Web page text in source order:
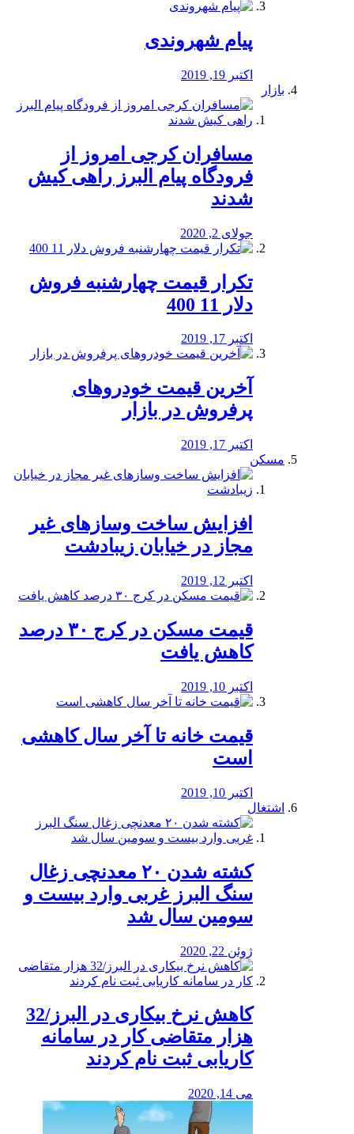
پیام شهروندی
اکتبر 19, 2019
بازار
مسافران کرجی امروز از
فرودگاه پیام البرز راهی کیش
شدند
جولای 2, 2020
تکرار قیمت چهارشنبه فروش
دلار 11 400
اکتبر 17, 2019
آخرین قیمت خودرو‌های
پرفروش در بازار
اکتبر 17, 2019
مسکن
افزایش ساخت وسازهای غیر
مجاز در خیابان زیبادشت
اکتبر 12, 2019
️قیمت مسکن در کرج ۳۰ درصد
کاهش یافت
اکتبر 10, 2019
قیمت خانه تا آخر سال کاهشی
است
اکتبر 10, 2019
اشتغال
کشته شدن ۲۰ معدنچی زغال
سنگ البرز غربی وارد بیست و
سومین سال شد
ژوئن 22, 2020
کاهش نرخ بیکاری در البرز/32
هزار متقاضی کار در سامانه
کاریابی ثبت نام کردند
می 14, 2020